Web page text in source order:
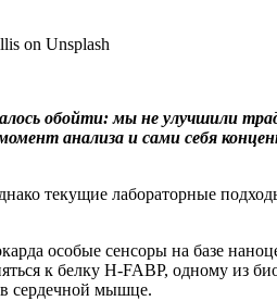
обойти: мы не улучшили
анализа и сами себя
текущие лабораторные
особые сенсоры на базе
к белку H-FABP, одному из
в сердечной мышце.